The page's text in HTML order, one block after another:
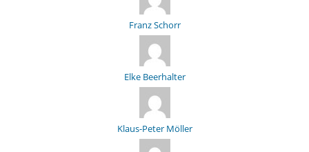
Franz Schorr
Elke Beerhalter
Klaus-Peter Möller